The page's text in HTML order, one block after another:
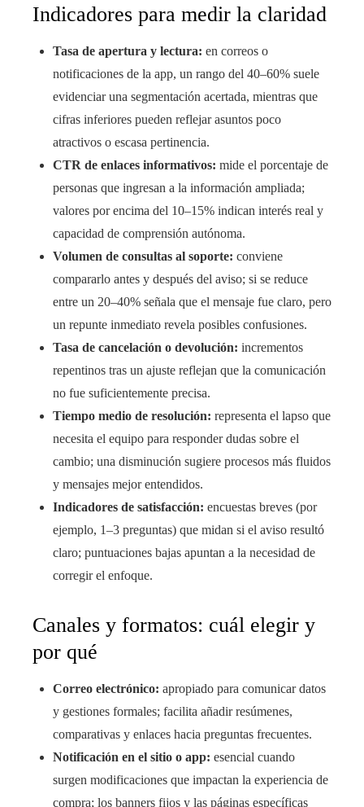
Indicadores para medir la claridad
Tasa de apertura y lectura: en correos o
notificaciones de la app, un rango del 40–60% suele
evidenciar una segmentación acertada, mientras que
cifras inferiores pueden reflejar asuntos poco
atractivos o escasa pertinencia.
CTR de enlaces informativos: mide el porcentaje de
personas que ingresan a la información ampliada;
valores por encima del 10–15% indican interés real y
capacidad de comprensión autónoma.
Volumen de consultas al soporte: conviene
compararlo antes y después del aviso; si se reduce
entre un 20–40% señala que el mensaje fue claro, pero
un repunte inmediato revela posibles confusiones.
Tasa de cancelación o devolución: incrementos
repentinos tras un ajuste reflejan que la comunicación
no fue suficientemente precisa.
Tiempo medio de resolución: representa el lapso que
necesita el equipo para responder dudas sobre el
cambio; una disminución sugiere procesos más fluidos
y mensajes mejor entendidos.
Indicadores de satisfacción: encuestas breves (por
ejemplo, 1–3 preguntas) que midan si el aviso resultó
claro; puntuaciones bajas apuntan a la necesidad de
corregir el enfoque.
Canales y formatos: cuál elegir y
por qué
Correo electrónico: apropiado para comunicar datos
y gestiones formales; facilita añadir resúmenes,
comparativas y enlaces hacia preguntas frecuentes.
Notificación en el sitio o app: esencial cuando
surgen modificaciones que impactan la experiencia de
compra; los banners fijos y las páginas específicas